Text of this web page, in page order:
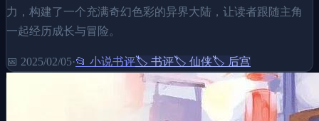
力，构建了一个充满奇幻色彩的异界大陆，让读者跟随主角
一起经历成长与冒险。
📅 2025/02/05·📂 小说书评🏷️ 书评🏷️ 仙侠🏷️ 后宫